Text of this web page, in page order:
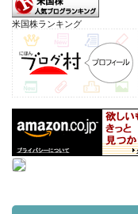
米国株ランキング